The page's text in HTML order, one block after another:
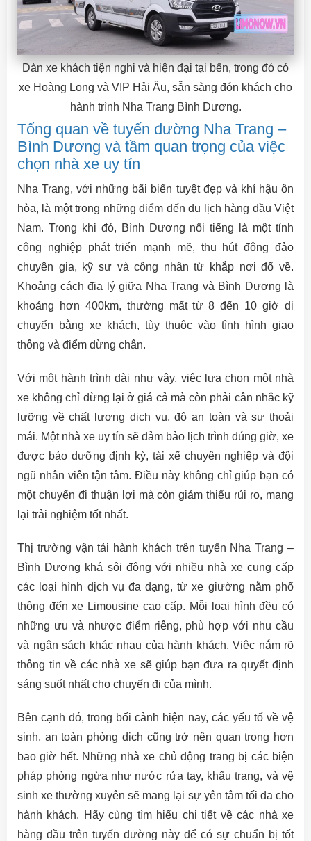
Dàn xe khách tiện nghi và hiện đại tại bến, trong đó có
xe Hoàng Long và VIP Hải Âu, sẵn sàng đón khách cho
hành trình Nha Trang Bình Dương.
Tổng quan về tuyến đường Nha Trang –
Bình Dương và tầm quan trọng của việc
chọn nhà xe uy tín
Nha Trang, với những bãi biển tuyệt đẹp và khí hậu ôn
hòa, là một trong những điểm đến du lịch hàng đầu Việt
Nam. Trong khi đó, Bình Dương nổi tiếng là một tỉnh
công nghiệp phát triển mạnh mẽ, thu hút đông đảo
chuyên gia, kỹ sư và công nhân từ khắp nơi đổ về.
Khoảng cách địa lý giữa Nha Trang và Bình Dương là
khoảng hơn 400km, thường mất từ 8 đến 10 giờ di
chuyển bằng xe khách, tùy thuộc vào tình hình giao
thông và điểm dừng chân.
Với một hành trình dài như vậy, việc lựa chọn một nhà
xe không chỉ dừng lại ở giá cả mà còn phải cân nhắc kỹ
lưỡng về chất lượng dịch vụ, độ an toàn và sự thoải
mái. Một nhà xe uy tín sẽ đảm bảo lịch trình đúng giờ, xe
được bảo dưỡng định kỳ, tài xế chuyên nghiệp và đội
ngũ nhân viên tận tâm. Điều này không chỉ giúp bạn có
một chuyến đi thuận lợi mà còn giảm thiểu rủi ro, mang
lại trải nghiệm tốt nhất.
Thị trường vận tải hành khách trên tuyến Nha Trang –
Bình Dương khá sôi động với nhiều nhà xe cung cấp
các loại hình dịch vụ đa dạng, từ xe giường nằm phổ
thông đến xe Limousine cao cấp. Mỗi loại hình đều có
những ưu và nhược điểm riêng, phù hợp với nhu cầu
và ngân sách khác nhau của hành khách. Việc nắm rõ
thông tin về các nhà xe sẽ giúp bạn đưa ra quyết định
sáng suốt nhất cho chuyến đi của mình.
Bên cạnh đó, trong bối cảnh hiện nay, các yếu tố về vệ
sinh, an toàn phòng dịch cũng trở nên quan trọng hơn
bao giờ hết. Những nhà xe chủ động trang bị các biện
pháp phòng ngừa như nước rửa tay, khẩu trang, và vệ
sinh xe thường xuyên sẽ mang lại sự yên tâm tối đa cho
hành khách. Hãy cùng tìm hiểu chi tiết về các nhà xe
hàng đầu trên tuyến đường này để có sự chuẩn bị tốt